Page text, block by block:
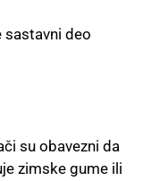
sastavni deo
su obavezni da
zimske gume ili